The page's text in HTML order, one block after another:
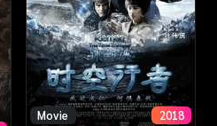
Movie 2018